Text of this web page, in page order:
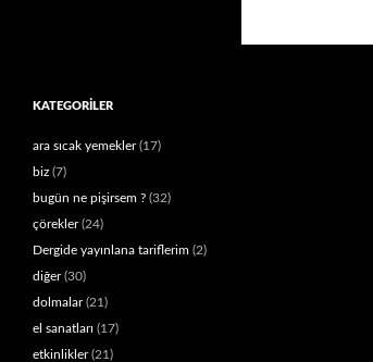
KATEGORILER
ara sıcak yemekler(17)
biz (7)
bugün ne pişirsem ? (32)
çörekler(24)
Dergide yayınlana tariflerim (2)
diğer(30)
dolmalar(21)
el sanatları (17)
etkinlikler(21)